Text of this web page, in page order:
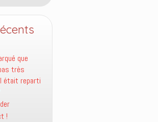
que
très
était reparti
!